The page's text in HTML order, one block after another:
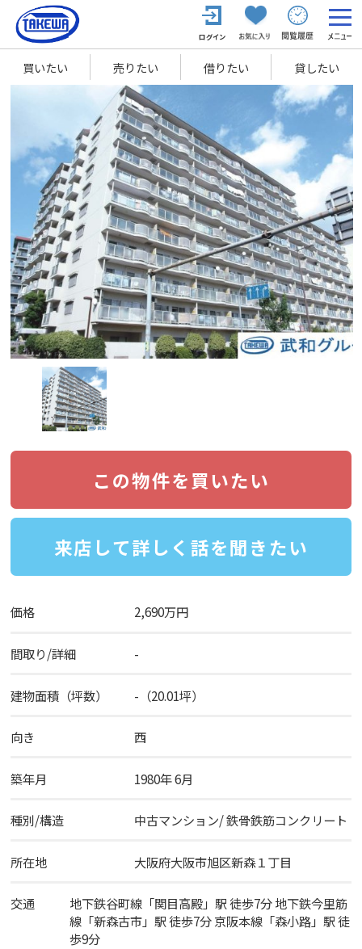
買いたい 売りたい 借りたい 貸したい
この物件を買いたい
来店して詳しく話を聞きたい
価格 2,690万円
間取り/詳細 -
建物面積（坪数） -（20.01坪）
向き 西
築年月 1980年 6月
種別/構造 中古マンション/ 鉄骨鉄筋コンクリート
所在地 大阪府大阪市旭区新森１丁目
交通 地下鉄谷町線 「関目高殿」駅 徒歩7分地下鉄今里筋
線 「新森古市」駅 徒歩7分京阪本線 「森小路」駅 徒
歩9分